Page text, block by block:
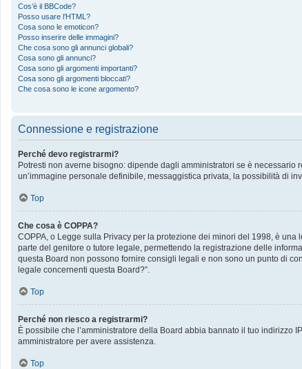
Cos’è il BBCode?
Posso usare l’HTML?
Cosa sono le emoticon?
Posso inserire delle immagini?
Che cosa sono gli annunci globali?
Cosa sono gli annunci?
Cosa sono gli argomenti importanti?
Cosa sono gli argomenti bloccati?
Che cosa sono le icone argomento?
Connessione e registrazione
Perché devo registrarmi?
Potresti non averne bisogno: dipende dagli amministratori se è
un’immagine personale definibile, messaggistica privata, la possibilità di
Top
Che cosa è COPPA?
COPPA, o Legge sulla Privacy per la protezione dei minori del 1998, è
parte del genitore o tutore legale, permettendo la registrazione delle
questa Board non possono fornire consigli legali e non sono un punto di
legale concernenti questa Board?”.
Top
Perché non riesco a registrarmi?
È possibile che l’amministratore della Board abbia bannato il tuo
amministratore per avere assistenza.
Top